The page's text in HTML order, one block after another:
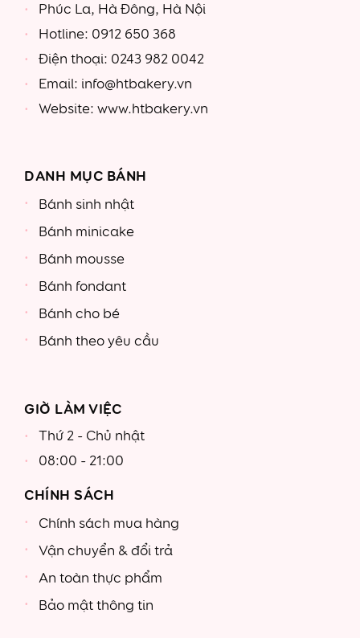
Phúc La, Hà Đông, Hà Nội
Hotline: 0912 650 368
Điện thoại: 0243 982 0042
Email: info@htbakery.vn
Website: www.htbakery.vn
DANH MỤC BÁNH
Bánh sinh nhật
Bánh minicake
Bánh mousse
Bánh fondant
Bánh cho bé
Bánh theo yêu cầu
GIỜ LÀM VIỆC
Thứ 2 - Chủ nhật
08:00 - 21:00
CHÍNH SÁCH
Chính sách mua hàng
Vận chuyển & đổi trả
An toàn thực phẩm
Bảo mật thông tin